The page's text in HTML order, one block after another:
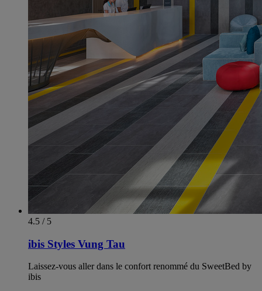
4.5 / 5
ibis Styles Vung Tau
Laissez-vous aller dans le confort renommé du SweetBed by
ibis